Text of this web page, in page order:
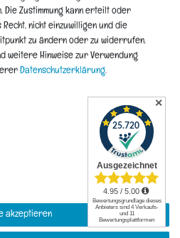
von Altbaterien
Widerruf
Widerrufs­recht
Zustimmung kann erteilt oder
nicht einzuwilligen und die
zu ändern oder zu widerrufen.
weitere Hinweise zur Verwendung
Daten­schutz­erklärung.
akzeptieren
✕